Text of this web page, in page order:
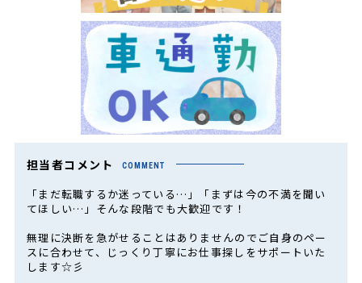
担当者コメント COMMENT
「まだ転職するか迷っている…」「まずは今の不満を聞い
てほしい…」そんな段階でも大歓迎です！
無理に決断を急がせることはありませんのでご自身のペー
スに合わせて、じっくり丁寧にお仕事探しをサポートいた
します☆彡